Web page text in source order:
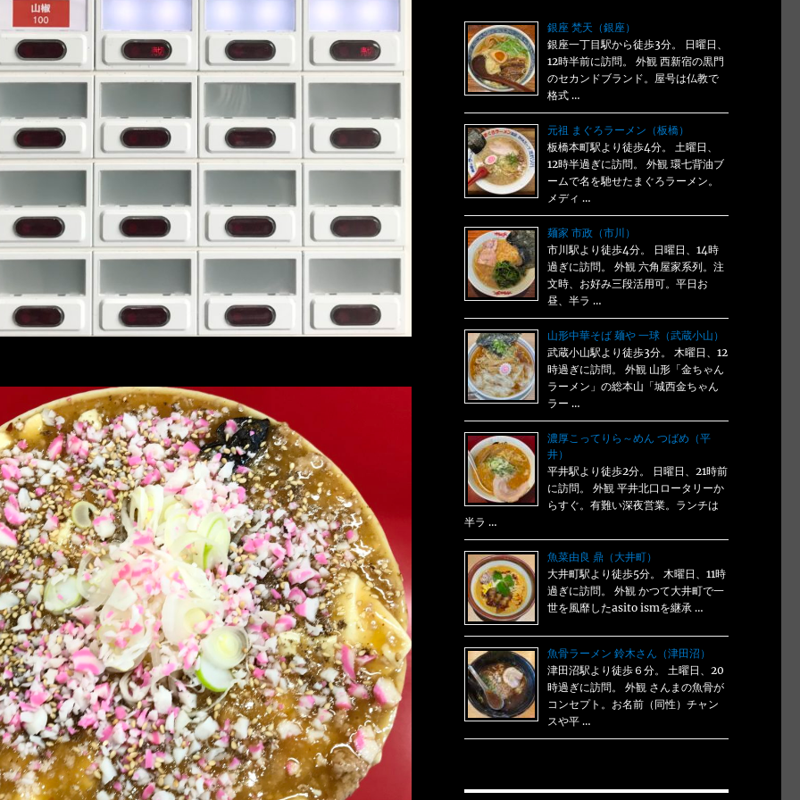
銀座 梵天（銀座）
銀座一丁目駅から徒歩3分。 日曜日、
12時半前に訪問。 外観 西新宿の黒門
のセカンドブランド。屋号は仏教で
格式 …
元祖 まぐろラーメン（板橋）
板橋本町駅より徒歩4分。 土曜日、
12時半過ぎに訪問。 外観 環七背油ブ
ームで名を馳せたまぐろラーメン。
メディ …
麺家 市政（市川）
市川駅より徒歩4分。 日曜日、14時
過ぎに訪問。 外観 六角屋家系列。注
文時、お好み三段活用可。平日お
昼、半ラ …
山形中華そば 麺や 一球（武蔵小山）
武蔵小山駅より徒歩3分。 木曜日、12
時過ぎに訪問。 外観 山形「金ちゃん
ラーメン」の総本山「城西金ちゃん
ラー …
濃厚こってりら～めん つばめ（平
井）
平井駅より徒歩2分。 日曜日、21時前
に訪問。 外観 平井北口ロータリーか
らすぐ。有難い深夜営業。ランチは
半ラ …
魚菜由良 鼎（大井町）
大井町駅より徒歩5分。 木曜日、11時
過ぎに訪問。 外観 かつて大井町で一
世を風靡したasito ismを継承 …
魚骨ラーメン 鈴木さん（津田沼）
津田沼駅より徒歩６分。 土曜日、20
時過ぎに訪問。 外観 さんまの魚骨が
コンセプト。お名前（同性）チャン
スや平 …